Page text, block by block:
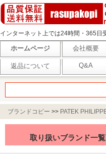
インターネット上では24時間・365日
ホームページ 会社概要
返品について Q&A
ブランドコピー >> PATEK
取り扱いブランド一覧